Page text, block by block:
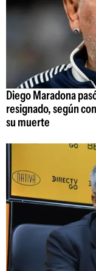
Diego Maradona
resignado, según
su muerte